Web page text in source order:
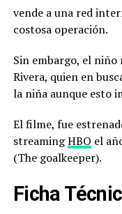
vende a una red
costosa operación.
Sin embargo, el
Rivera, quien en
la niña aunque esto
El filme, fue
streamingHBO el
(The goalkeeper).
Ficha